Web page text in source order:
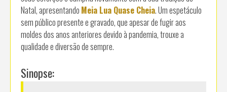
Natal, apresentando Meia Lua Quase Cheia. Um espetáculo
sem público presente e gravado, que apesar de fugir aos
moldes dos anos anteriores devido à pandemia, trouxe a
qualidade e diversão de sempre.
Sinopse: